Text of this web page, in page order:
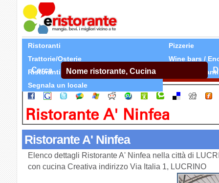
Ristoranti
Pizzerie
Trattorie/Osterie
Wine bars /
Ristoranti Etnici
Tutti Ristoranti
Segnala un locale
Cerca
Ristorante A' Ninfea
Ristorante A' Ninfea
Elenco dettagli Ristorante A' Ninfea nella città di
con cucina Creativa indirizzo Via Italia 1, LUCRINO